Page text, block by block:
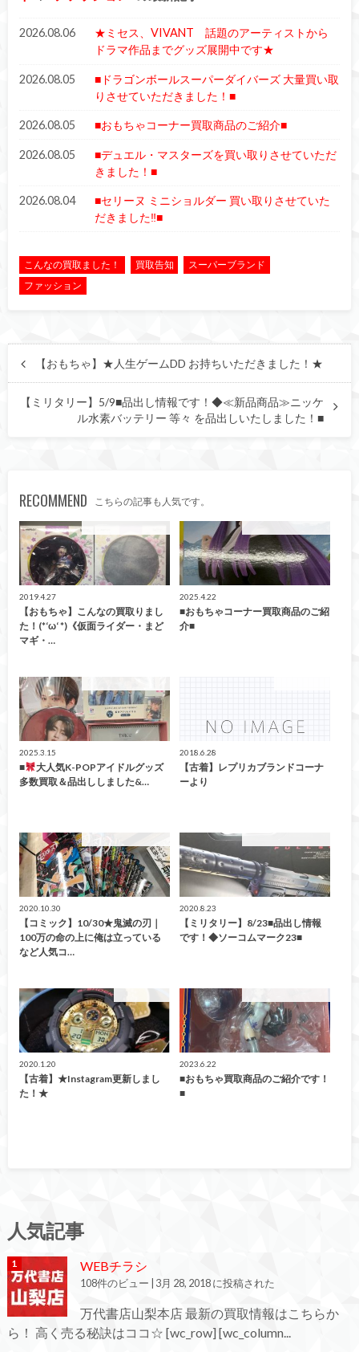
2026.08.06
★ミセス、VIVANT 話題のアーティストから
ドラマ作品までグッズ展開中です★
2026.08.05
■ドラゴンボールスーパーダイバーズ 大量買い取
りさせていただきました！■
2026.08.05 ■おもちゃコーナー買取商品のご紹介■
2026.08.05
■デュエル・マスターズを買い取りさせていただ
きました！■
2026.08.04
■セリーヌ ミニショルダー 買い取りさせていた
だきました‼■
こんなの買取ました！ 買取告知
スーパーブランド
ファッション
【おもちゃ】★人生ゲームDD お持ちいただきました！★
【ミリタリー】5/9■品出し情報です！◆≪新品商品≫ニッケ
ル水素バッテリー 等々 を品出しいたしました！■
RECOMMEND こちらの記事も人気です。
2019.4.27
【おもちゃ】こんなの買取りまし
た！(*‘ω‘ *)《仮面ライダー・まど
マギ・…
2025.4.22
■おもちゃコーナー買取商品のご紹
介■
2025.3.15
■
大人気K-POPアイドルグッズ
多数買取＆品出ししました&…
2018.6.28
【古着】レプリカブランドコーナ
ーより
2020.10.30
【コミック】10/30★鬼滅の刃｜
100万の命の上に俺は立っている
など人気コ…
2020.8.23
【ミリタリー】8/23■品出し情報
です！◆ソーコムマーク23■
2020.1.20
【古着】★Instagram更新しまし
た！★
2023.6.22
■おもちゃ買取商品のご紹介です！
■
人気記事
WEBチラシ
108件のビュー 3月 28, 2018 に投稿された
万代書店山梨本店 最新の買取情報はこちらか
ら！ 高く売る秘訣はココ☆ [wc_row] [wc_column...